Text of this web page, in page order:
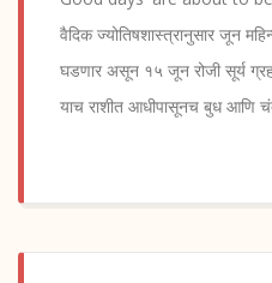
वैदिक ज्योतिषशास्त्रानुसार जून
घडणार असून १५ जून रोजी सूर्य
याच राशीत आधीपासूनच बुध आणि